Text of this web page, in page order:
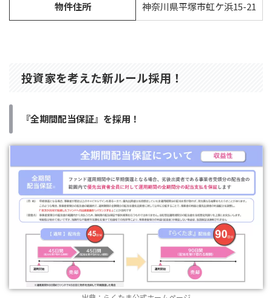
物件住所 神奈川県平塚市虹ケ浜15-21
投資家を考えた新ルール採用！
『全期間配当保証』を採用！